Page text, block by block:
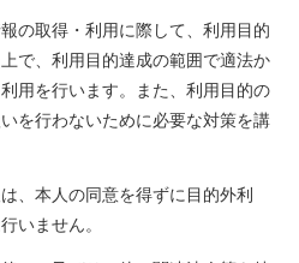
の取得・利用に際して、利用目的
で、利用目的達成の範囲で適法か
用を行います。また、利用目的の
を行わないために必要な対策を講
、本人の同意を得ずに目的外利
いません。